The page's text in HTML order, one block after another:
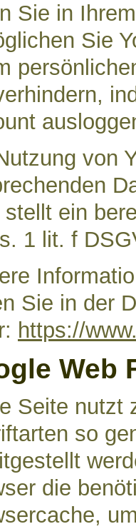
Sie in
Sie
von
stellt ein
1 lit. f
Sie in der
https://
Web
Seite nutzt
so
die